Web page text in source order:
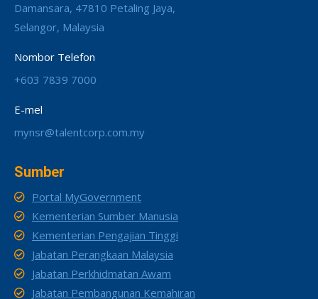
Damansara, 47810 Petaling Jaya,
Selangor, Malaysia
Nombor Telefon
+603 7839 7000
E-mel
mynsr@talentcorp.com.my
Sumber
Portal MyGovernment
Kementerian Sumber Manusia
Kementerian Pengajian Tinggi
Jabatan Perangkaan Malaysia
Jabatan Perkhidmatan Awam
Jabatan Pembangunan Kemahiran